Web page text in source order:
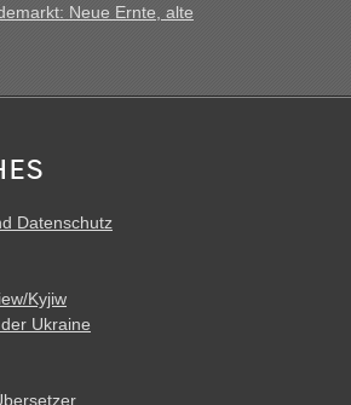
Neue Ernte, alte
Datenschutz
Kyjiw
Ukraine